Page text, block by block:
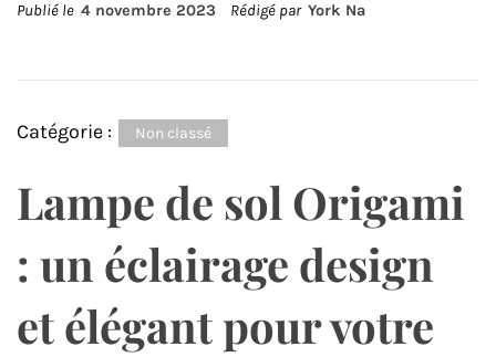
Publié le 4 novembre 2023 Rédigé par York Na
Catégorie : Non classé
Lampe de sol Origami
: un éclairage design
et élégant pour votre